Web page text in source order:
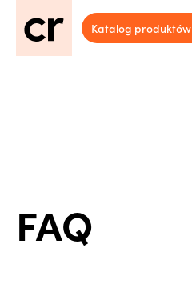
Katalog produktów
FAQ